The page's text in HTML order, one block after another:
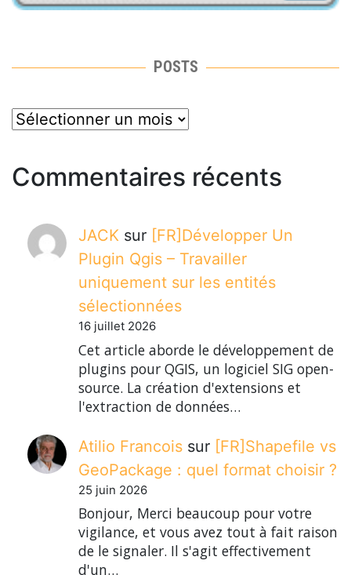
POSTS
posts
Commentaires récents
JACK sur [FR]Développer Un
Plugin Qgis – Travailler
uniquement sur les entités
sélectionnées
16 juillet 2026
Cet article aborde le développement de
plugins pour QGIS, un logiciel SIG open-
source. La création d'extensions et
l'extraction de données…
Atilio Francois sur [FR]Shapefile vs
GeoPackage : quel format choisir ?
25 juin 2026
Bonjour, Merci beaucoup pour votre
vigilance, et vous avez tout à fait raison
de le signaler. Il s'agit effectivement
d'un…